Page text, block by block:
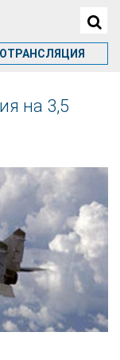
на 3,5